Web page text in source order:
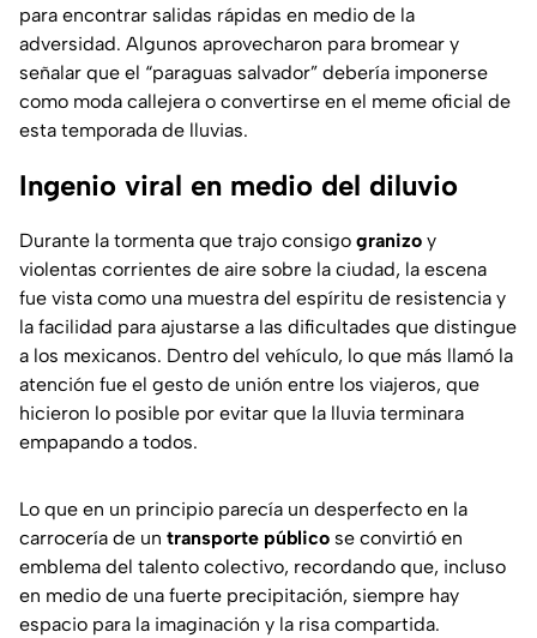
para encontrar salidas rápidas en medio de la
adversidad. Algunos aprovecharon para bromear y
señalar que el “paraguas salvador” debería imponerse
como moda callejera o convertirse en el meme oficial de
esta temporada de lluvias.
Ingenio viral en medio del diluvio
Durante la tormenta que trajo consigo granizo y
violentas corrientes de aire sobre la ciudad, la escena
fue vista como una muestra del espíritu de resistencia y
la facilidad para ajustarse a las dificultades que distingue
a los mexicanos. Dentro del vehículo, lo que más llamó la
atención fue el gesto de unión entre los viajeros, que
hicieron lo posible por evitar que la lluvia terminara
empapando a todos.
Lo que en un principio parecía un desperfecto en la
carrocería de un transporte público se convirtió en
emblema del talento colectivo, recordando que, incluso
en medio de una fuerte precipitación, siempre hay
espacio para la imaginación y la risa compartida.